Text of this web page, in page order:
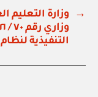
→
وزارة التعليم
التنفيذية